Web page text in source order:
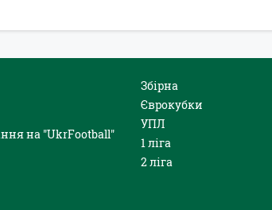
на "UkrFootball"
Збірна
Єврокубки
УПЛ
1 ліга
2 ліга